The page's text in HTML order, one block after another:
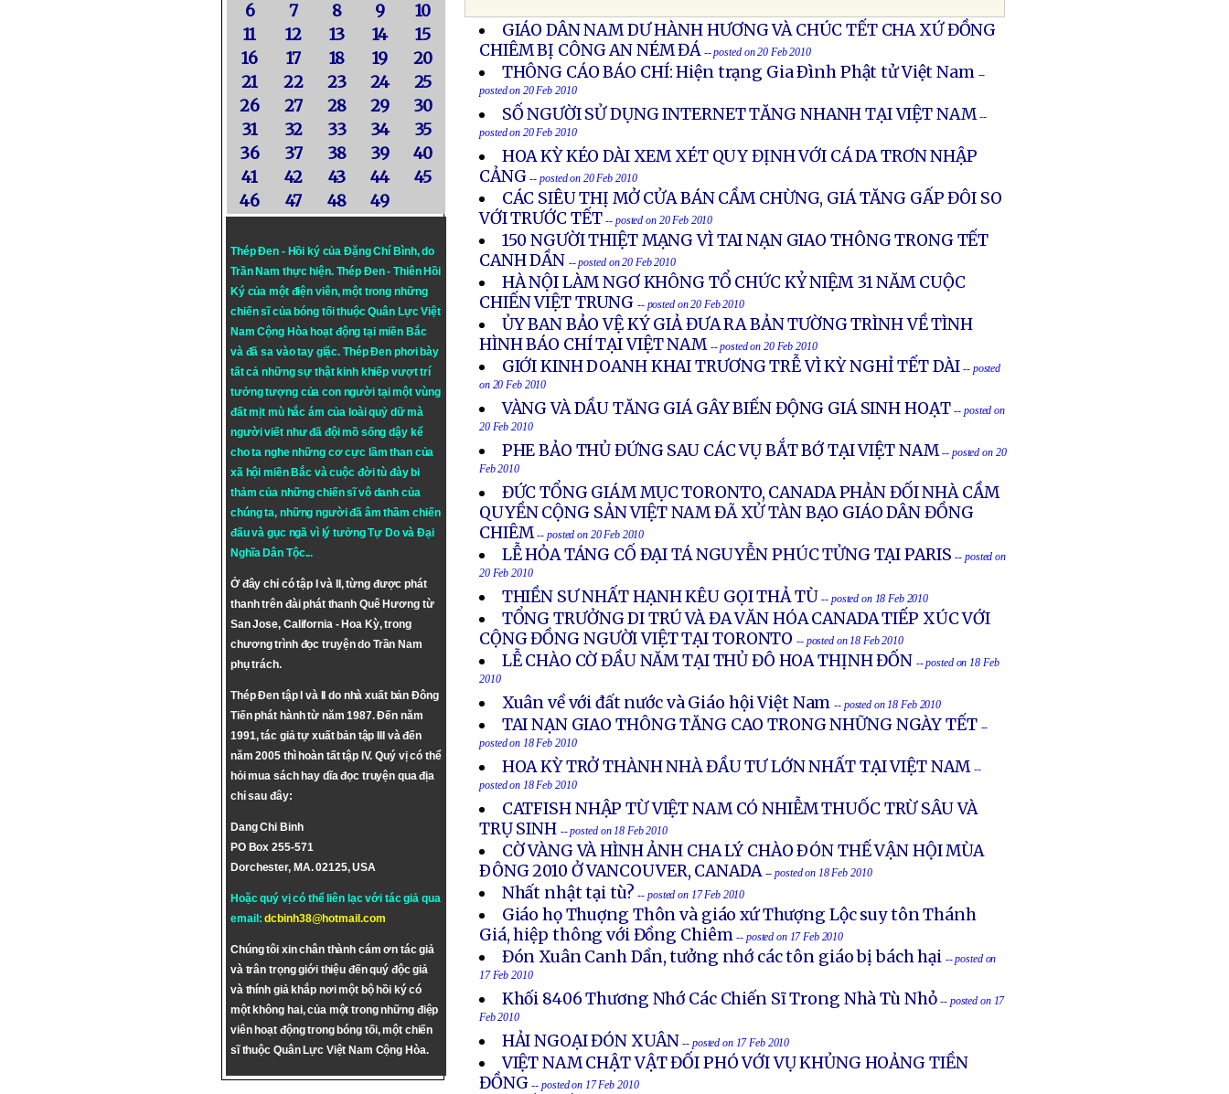
6
7 8 9
10
11
12 13 14
15
16
17 18 19
20
21
22 23 24
25
26
27 28 29
30
31
32 33 34
35
36
37 38 39
40
41
42 43 44
45
46
47 48 49
Thép Đen - Hồi ký của Đặng Chí Bình, do
Trần Nam thực hiện. Thép Đen- Thiên Hồi
Ký của một điện viên, một trong những
chiến sĩ của bóng tối thuộc Quân Lực Việt
Nam Cộng Hòa hoạt động tại miền Bắc
và đã sa vào tay giặc. Thép Đen phơi bày
tất cả những sự thật kinh khiếp vượt trí
tưởng tượng của con người tại một vùng
đất mịt mù hắc ám của loài quỷ dữ mà
người viết như đã đội mồ sống dậy kể
cho ta nghe những cơ cực lầm than của
xã hội miền Bắc và cuộc đời tù đày bi
thảm của những chiến sĩ vô danh của
chúng ta, những người đã âm thầm chiến
đấu và gục ngã vì lý tưởngTự DovàĐại
Nghĩa Dân Tộc...
Ở đây chỉ có tập I và II, từng được phát
thanh trên đài phát thanh Quê Hương từ
San Jose, California - Hoa Kỳ, trong
chương trình đọc truyện do Trần Nam
phụ trách.
Thép Đen tập I và II do nhà xuất bản Đông
Tiến phát hành từ năm 1987. Đến năm
1991, tác giả tự xuất bản tập III và đến
năm 2005 thì hoàn tất tập IV. Quý vị có thể
hỏi mua sách hay dĩa đọc truyện qua địa
chỉ sau đây:
Dang Chi Binh
PO Box 255-571
Dorchester, MA. 02125, USA
Hoặc quý vị có thể liên lạc với tác giả qua
email:dcbinh38@hotmail.com
Chúng tôi xin chân thành cám ơn tác giả
và trân trọng giới thiệu đến quý độc giả
và thính giả khắp nơi một bộ hồi ký có
một không hai, của một trong những điệp
viên hoạt động trong bóng tối, một chiến
sĩ thuộc Quân Lực Việt Nam Cộng Hòa.
GIÁO DÂN NAM DƯ HÀNH HƯƠNG VÀ CHÚC TẾT CHA XỨ ĐỒNG
CHIÊM BỊ CÔNG AN NÉM ĐÁ -- posted on 20 Feb 2010
THÔNG CÁO BÁO CHÍ: Hiện trạng Gia Ðình Phật tử Việt Nam --
posted on 20 Feb 2010
SỐ NGƯỜI SỬ DỤNG INTERNET TĂNG NHANH TẠI VIỆT NAM --
posted on 20 Feb 2010
HOA KỲ KÉO DÀI XEM XÉT QUY ĐỊNH VỚI CÁ DA TRƠN NHẬP
CẢNG -- posted on 20 Feb 2010
CÁC SIÊU THỊ MỞ CỬA BÁN CẦM CHỪNG, GIÁ TĂNG GẤP ĐÔI SO
VỚI TRƯỚC TẾT -- posted on 20 Feb 2010
150 NGƯỜI THIỆT MẠNG VÌ TAI NẠN GIAO THÔNG TRONG TẾT
CANH DẦN -- posted on 20 Feb 2010
HÀ NỘI LÀM NGƠ KHÔNG TỔ CHỨC KỶ NIỆM 31 NĂM CUỘC
CHIẾN VIỆT TRUNG -- posted on 20 Feb 2010
ỦY BAN BẢO VỆ KÝ GIẢ ĐƯA RA BẢN TƯỜNG TRÌNH VỀ TÌNH
HÌNH BÁO CHÍ TẠI VIỆT NAM -- posted on 20 Feb 2010
GIỚI KINH DOANH KHAI TRƯƠNG TRỄ VÌ KỲ NGHỈ TẾT DÀI -- posted
on 20 Feb 2010
VÀNG VÀ DẦU TĂNG GIÁ GÂY BIẾN ĐỘNG GIÁ SINH HOẠT -- posted on
20 Feb 2010
PHE BẢO THỦ ĐỨNG SAU CÁC VỤ BẮT BỚ TẠI VIỆT NAM -- posted on 20
Feb 2010
ĐỨC TỔNG GIÁM MỤC TORONTO, CANADA PHẢN ĐỐI NHÀ CẦM
QUYỀN CỘNG SẢN VIỆT NAM ĐÃ XỬ TÀN BẠO GIÁO DÂN ĐỒNG
CHIÊM -- posted on 20 Feb 2010
LỄ HỎA TÁNG CỐ ĐẠI TÁ NGUYỄN PHÚC TỬNG TẠI PARIS -- posted on
20 Feb 2010
THIỀN SƯ NHẤT HẠNH KÊU GỌI THẢ TÙ -- posted on 18 Feb 2010
TỔNG TRƯỞNG DI TRÚ VÀ ĐA VĂN HÓA CANADA TIẾP XÚC VỚI
CỘNG ĐỒNG NGƯỜI VIỆT TẠI TORONTO -- posted on 18 Feb 2010
LỄ CHÀO CỜ ĐẦU NĂM TẠI THỦ ĐÔ HOA THỊNH ĐỐN -- posted on 18 Feb
2010
Xuân về với đất nước và Giáo hội Việt Nam -- posted on 18 Feb 2010
TAI NẠN GIAO THÔNG TĂNG CAO TRONG NHỮNG NGÀY TẾT --
posted on 18 Feb 2010
HOA KỲ TRỞ THÀNH NHÀ ĐẦU TƯ LỚN NHẤT TẠI VIỆT NAM --
posted on 18 Feb 2010
CATFISH NHẬP TỪ VIỆT NAM CÓ NHIỄM THUỐC TRỪ SÂU VÀ
TRỤ SINH -- posted on 18 Feb 2010
CỜ VÀNG VÀ HÌNH ẢNH CHA LÝ CHÀO ÐÓN THẾ VẬN HỘI MÙA
ÐÔNG 2010 Ở VANCOUVER, CANADA -- posted on 18 Feb 2010
Nhất nhật tại tù?-- posted on 17 Feb 2010
Giáo họ Thuợng Thôn và giáo xứ Thượng Lộc suy tôn Thánh
Giá, hiệp thông với Đồng Chiêm-- posted on 17 Feb 2010
Đón Xuân Canh Dần, tưởng nhớ các tôn giáo bị bách hại -- posted on
17 Feb 2010
Khối 8406 Thương Nhớ Các Chiến Sĩ Trong Nhà Tù Nhỏ -- posted on 17
Feb 2010
HẢI NGOẠI ĐÓN XUÂN -- posted on 17 Feb 2010
VIỆT NAM CHẬT VẬT ĐỐI PHÓ VỚI VỤ KHỦNG HOẢNG TIỀN
ĐỒNG -- posted on 17 Feb 2010